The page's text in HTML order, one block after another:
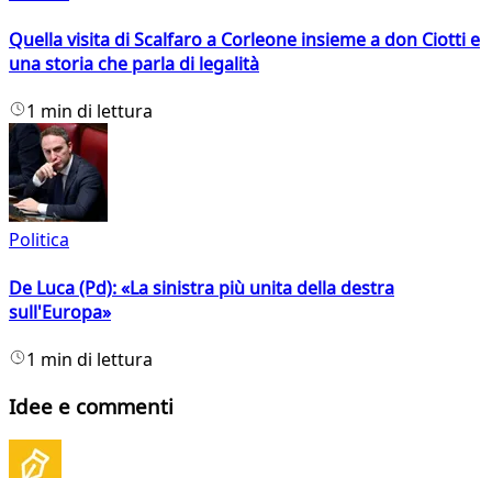
Quella visita di Scalfaro a Corleone insieme a don Ciotti e
una storia che parla di legalità
1 min di lettura
Politica
De Luca (Pd): «La sinistra più unita della destra
sull'Europa»
1 min di lettura
Idee e commenti